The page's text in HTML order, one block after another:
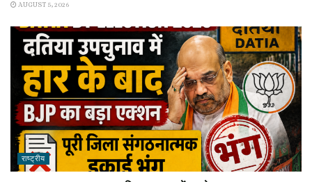
AUGUST 5, 2026
राष्ट्रीय